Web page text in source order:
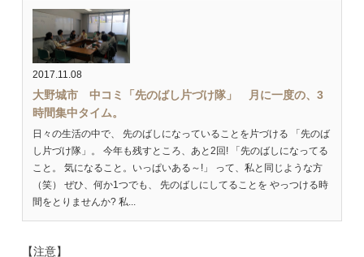
2017.11.08
大野城市 中コミ「先のばし片づけ隊」 月に一度の、3
時間集中タイム。
日々の生活の中で、 先のばしになっていることを片づける 「先のば
し片づけ隊」。 今年も残すところ、あと2回! 「先のばしになってる
こと。 気になること。いっぱいある～!」 って、私と同じような方
（笑） ぜひ、何か1つでも、 先のばしにしてることを やっつける時
間をとりませんか? 私...
【注意】